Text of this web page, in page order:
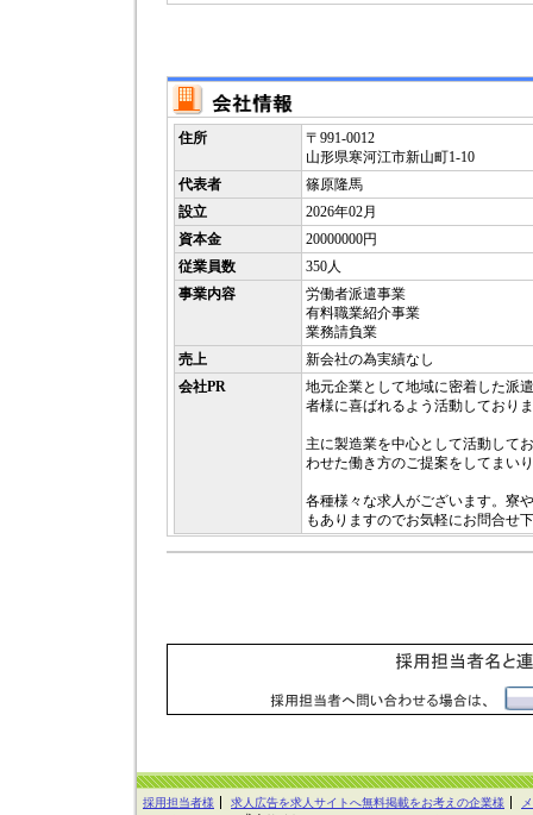
住所
〒991-0012
山形県寒河江市新山町1-10
代表者
篠原隆馬
設立
2026年02月
資本金
20000000円
従業員数
350人
事業内容
労働者派遣事業
有料職業紹介事業
業務請負業
売上
新会社の為実績なし
会社PR
地元企業として地域に密着した派
者様に喜ばれるよう活動しており
主に製造業を中心として活動して
わせた働き方のご提案をしてまい
各種様々な求人がございます。寮
もありますのでお気軽にお問合せ
採用担当者様 求人広告を求人サイトへ無料掲載をお考えの企業様